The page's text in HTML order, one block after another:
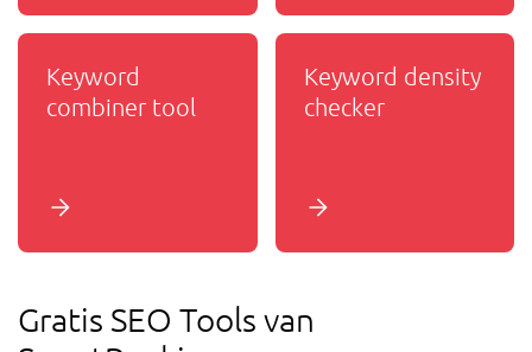
Keyword
combiner tool
Keyword density
checker
Gratis SEO Tools van